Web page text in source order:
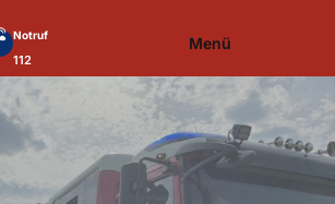
Notruf
112
Menü